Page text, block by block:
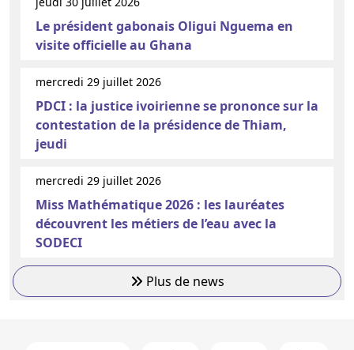
Le président gabonais Oligui Nguema en
visite officielle au Ghana
mercredi 29 juillet 2026
PDCI : la justice ivoirienne se prononce sur la
contestation de la présidence de Thiam,
jeudi
mercredi 29 juillet 2026
Miss Mathématique 2026 : les lauréates
découvrent les métiers de l’eau avec la
SODECI
Plus de news